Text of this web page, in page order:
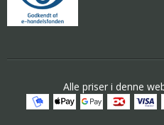
Alle priser i denne